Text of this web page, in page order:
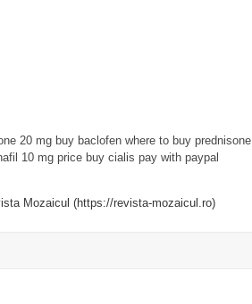
20 mg buy baclofen where to buy prednisone
10 mg price buy cialis pay with paypal
Mozaicul (https://revista-mozaicul.ro)